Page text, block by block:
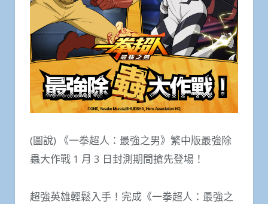
(圖說) 《一拳超人：最強之男》繁中版最強除
蟲大作戰 1 月 3 日封測期間搶先登場！
超強英雄輕鬆入手！完成《一拳超人：最強之